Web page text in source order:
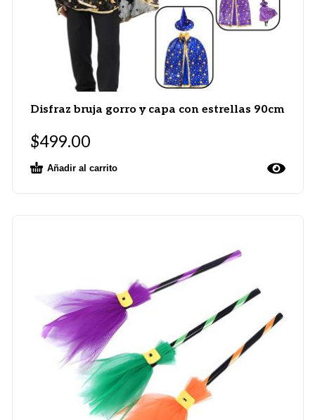
Disfraz bruja gorro y capa con estrellas 90cm
$499.00
Añadir al carrito